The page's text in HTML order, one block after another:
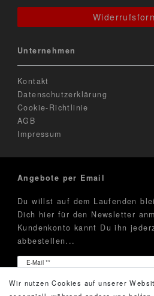
Unternehmen
Kontakt
Datenschutzerklärung
Cookie-Richtlinie
AGB
Impressum
Angebote per Email
Du willst auf dem Laufenden
Dich hier für den Newsletter
Kundenkonto kannt Du ihn
abbestellen...
E-Mail **
Newsletter
Wir nutzen Cookies auf unserer